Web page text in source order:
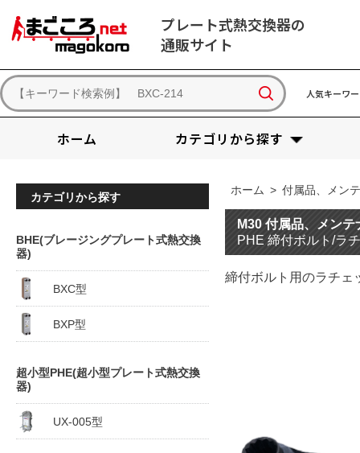
プレート式熱交換器の
通販サイト
人気キーワ
ホーム カテゴリから探す
ホーム > 付属品、メン
M30 付属品、メンテ
PHE 締付ボルト/ラ
締付ボルト用のラチェ
カテゴリから探す
BHE(ブレージングプレート式熱交換
器)
BXC型
BXP型
超小型PHE(超小型プレート式熱交換
器)
UX-005型